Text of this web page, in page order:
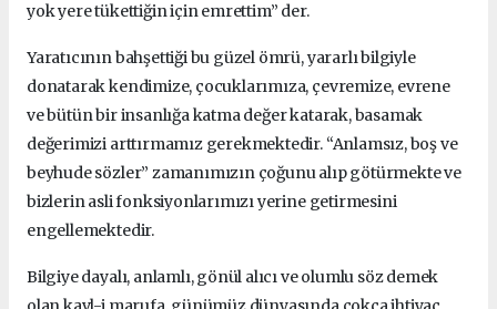
yok yere tükettiğin için emrettim” der.
Yaratıcının bahşettiği bu güzel ömrü, yararlı bilgiyle
donatarak kendimize, çocuklarımıza, çevremize, evrene
ve bütün bir insanlığa katma değer katarak, basamak
değerimizi arttırmamız gerekmektedir. “Anlamsız, boş ve
beyhude sözler” zamanımızın çoğunu alıp götürmekte ve
bizlerin asli fonksiyonlarımızı yerine getirmesini
engellemektedir.
Bilgiye dayalı, anlamlı, gönül alıcı ve olumlu söz demek